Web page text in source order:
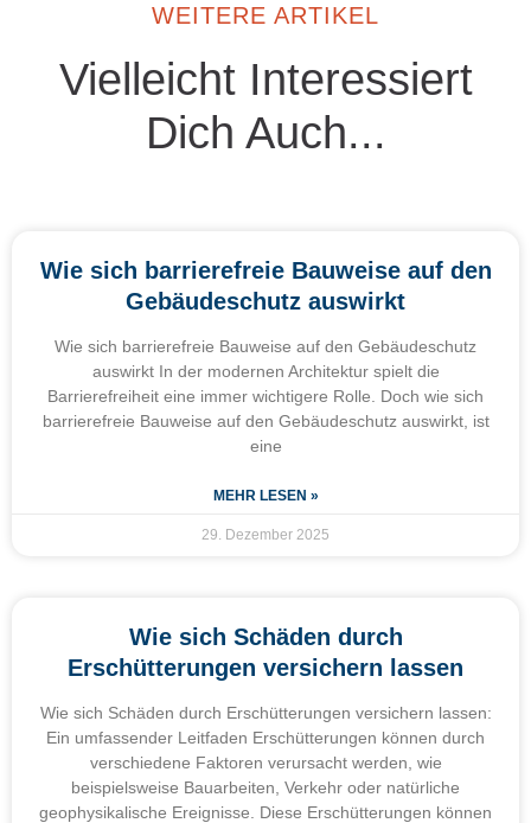
WEITERE ARTIKEL
Vielleicht Interessiert
Dich Auch...
Wie sich barrierefreie Bauweise auf den
Gebäudeschutz auswirkt
Wie sich barrierefreie Bauweise auf den Gebäudeschutz
auswirkt In der modernen Architektur spielt die
Barrierefreiheit eine immer wichtigere Rolle. Doch wie sich
barrierefreie Bauweise auf den Gebäudeschutz auswirkt, ist
eine
MEHR LESEN »
29. Dezember 2025
Wie sich Schäden durch
Erschütterungen versichern lassen
Wie sich Schäden durch Erschütterungen versichern lassen:
Ein umfassender Leitfaden Erschütterungen können durch
verschiedene Faktoren verursacht werden, wie
beispielsweise Bauarbeiten, Verkehr oder natürliche
geophysikalische Ereignisse. Diese Erschütterungen können